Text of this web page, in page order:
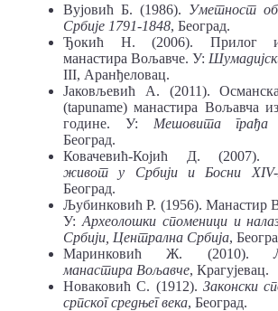
Вујовић Б. (1986). Уметност
Србије 1791-1848, Београд.
Ђокић Н. (2006). Прилог
манастира Вољавче. У:
III, Аранђеловац.
Јаковљевић А. (2011).
(tapuname) манастира Вољавча
године. У: Мешовита грађа
Београд.
Ковачевић-Којић Д. (2007).
живот у Србији и Босни XIV-
Београд.
Љубинковић Р. (1956). Манастир
У: Археолошки споменици и
Србији, Централна Србија,
Маринковић Ж. (2010).
манастира Вољавче, Крагујевац.
Новаковић С. (1912). Законски
српског средњег века, Београд.